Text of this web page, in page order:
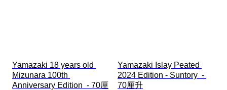
Yamazaki 18 years old
Mizunara 100th
Anniversary Edition  - 70厘
Yamazaki Islay Peated
2024 Edition - Suntory  -
70厘升